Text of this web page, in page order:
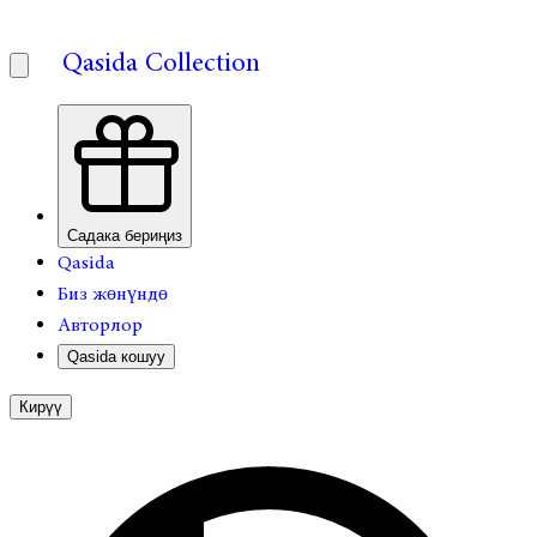
Qasida Collection
Садака бериңиз
Qasida
Биз жөнүндө
Авторлор
Qasida кошуу
Кирүү